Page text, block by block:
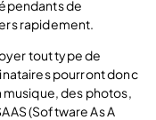
de
rapidement.
tout type de
pourront donc
des photos,
(Software As A